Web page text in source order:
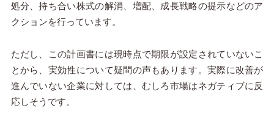
処分、持ち合い株式の解消、増配、成長戦略の提示などのア
クションを行っています。
ただし、この計画書には現時点で期限が設定されていないこ
とから、実効性について疑問の声もあります。実際に改善が
進んでいない企業に対しては、むしろ市場はネガティブに反
応しそうです。